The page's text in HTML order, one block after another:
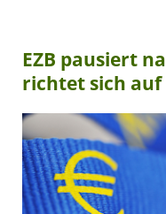
EZB pausiert
richtet sich auf